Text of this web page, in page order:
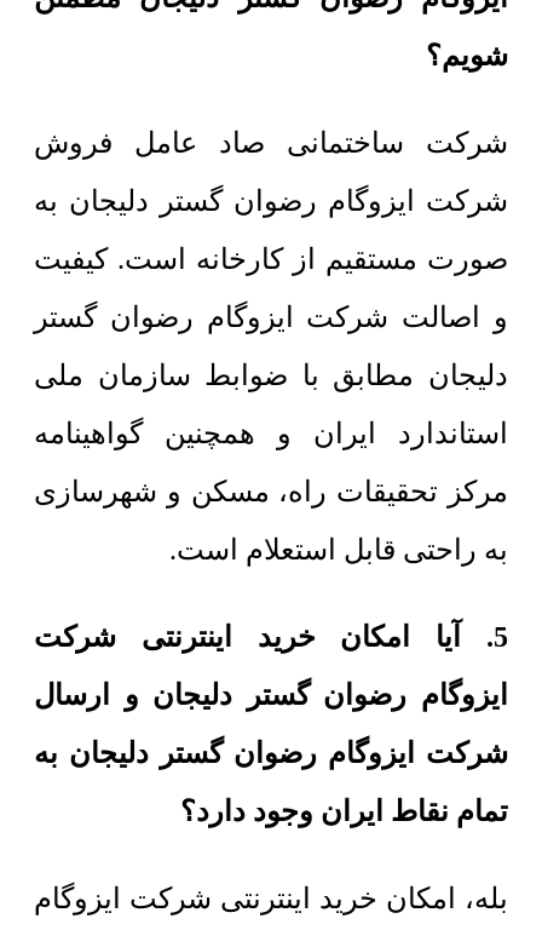
شویم؟
شرکت ساختمانی صاد عامل فروش
شرکت ایزوگام رضوان گستر دلیجان به
صورت مستقیم از کارخانه است. کیفیت
و اصالت شرکت ایزوگام رضوان گستر
دلیجان مطابق با ضوابط سازمان ملی
استاندارد ایران و همچنین گواهینامه
مرکز تحقیقات راه، مسکن و شهرسازی
به راحتی قابل استعلام است.
5. آیا امکان خرید اینترنتی شرکت
ایزوگام رضوان گستر دلیجان و ارسال
شرکت ایزوگام رضوان گستر دلیجان به
تمام نقاط ایران وجود دارد؟
بله، امکان خرید اینترنتی شرکت ایزوگام